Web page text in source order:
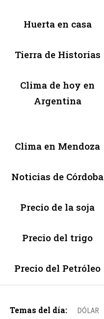
Huerta en casa
Tierra de Historias
Clima de hoy en
Argentina
Clima en Mendoza
Noticias de Córdoba
Precio de la soja
Precio del trigo
Precio del Petróleo
Temas del día: DÓLAR